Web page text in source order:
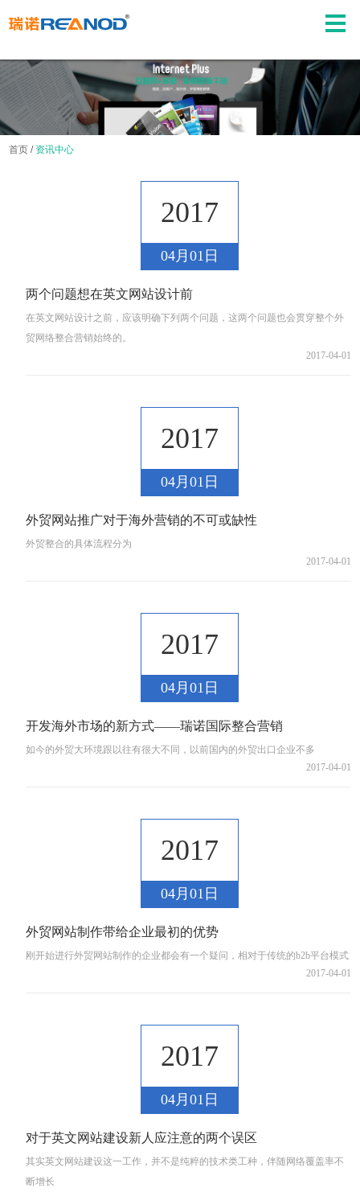
首页 / 资讯中心
2017
04月01日
两个问题想在英文网站设计前
在英文网站设计之前，应该明确下列两个问题，这两个问题也会贯穿整个外
贸网络整合营销始终的。
2017-04-01
2017
04月01日
外贸网站推广对于海外营销的不可或缺性
外贸整合的具体流程分为
2017-04-01
2017
04月01日
开发海外市场的新方式——瑞诺国际整合营销
如今的外贸大环境跟以往有很大不同，以前国内的外贸出口企业不多
2017-04-01
2017
04月01日
外贸网站制作带给企业最初的优势
刚开始进行外贸网站制作的企业都会有一个疑问，相对于传统的b2b平台模式
2017-04-01
2017
04月01日
对于英文网站建设新人应注意的两个误区
其实英文网站建设这一工作，并不是纯粹的技术类工种，伴随网络覆盖率不
断增长